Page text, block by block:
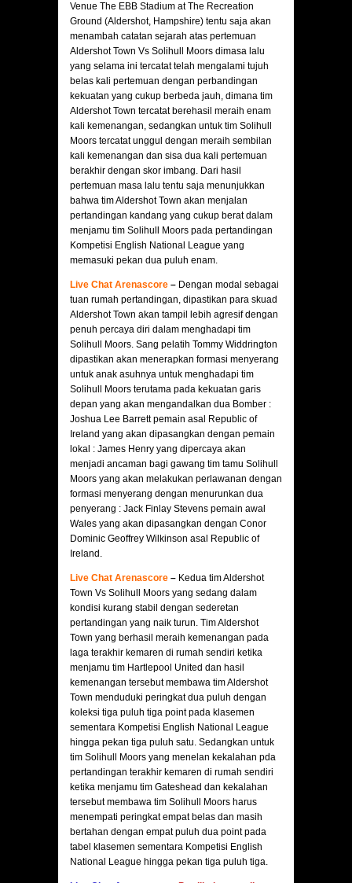
Venue The EBB Stadium at The Recreation
Ground (Aldershot, Hampshire) tentu saja akan
menambah catatan sejarah atas pertemuan
Aldershot Town Vs Solihull Moors dimasa lalu
yang selama ini tercatat telah mengalami tujuh
belas kali pertemuan dengan perbandingan
kekuatan yang cukup berbeda jauh, dimana tim
Aldershot Town tercatat berehasil meraih enam
kali kemenangan, sedangkan untuk tim Solihull
Moors tercatat unggul dengan meraih sembilan
kali kemenangan dan sisa dua kali pertemuan
berakhir dengan skor imbang. Dari hasil
pertemuan masa lalu tentu saja menunjukkan
bahwa tim Aldershot Town akan menjalan
pertandingan kandang yang cukup berat dalam
menjamu tim Solihull Moors pada pertandingan
Kompetisi English National League yang
memasuki pekan dua puluh enam.
Live Chat Arenascore – Dengan modal sebagai
tuan rumah pertandingan, dipastikan para skuad
Aldershot Town akan tampil lebih agresif dengan
penuh percaya diri dalam menghadapi tim
Solihull Moors. Sang pelatih Tommy Widdrington
dipastikan akan menerapkan formasi menyerang
untuk anak asuhnya untuk menghadapi tim
Solihull Moors terutama pada kekuatan garis
depan yang akan mengandalkan dua Bomber :
Joshua Lee Barrett pemain asal Republic of
Ireland yang akan dipasangkan dengan pemain
lokal : James Henry yang dipercaya akan
menjadi ancaman bagi gawang tim tamu Solihull
Moors yang akan melakukan perlawanan dengan
formasi menyerang dengan menurunkan dua
penyerang : Jack Finlay Stevens pemain awal
Wales yang akan dipasangkan dengan Conor
Dominic Geoffrey Wilkinson asal Republic of
Ireland.
Live Chat Arenascore – Kedua tim Aldershot
Town Vs Solihull Moors yang sedang dalam
kondisi kurang stabil dengan sederetan
pertandingan yang naik turun. Tim Aldershot
Town yang berhasil meraih kemenangan pada
laga terakhir kemaren di rumah sendiri ketika
menjamu tim Hartlepool United dan hasil
kemenangan tersebut membawa tim Aldershot
Town menduduki peringkat dua puluh dengan
koleksi tiga puluh tiga point pada klasemen
sementara Kompetisi English National League
hingga pekan tiga puluh satu. Sedangkan untuk
tim Solihull Moors yang menelan kekalahan pda
pertandingan terakhir kemaren di rumah sendiri
ketika menjamu tim Gateshead dan kekalahan
tersebut membawa tim Solihull Moors harus
menempati peringkat empat belas dan masih
bertahan dengan empat puluh dua point pada
tabel klasemen sementara Kompetisi English
National League hingga pekan tiga puluh tiga.